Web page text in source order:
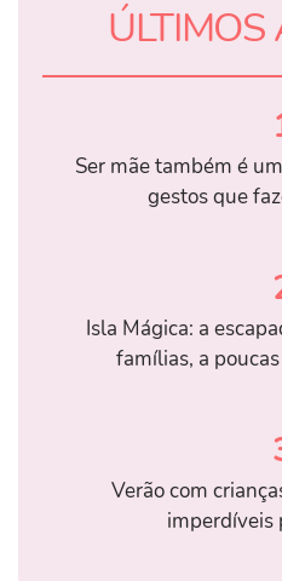
ÚLTIMOS
Ser mãe também é
gestos que
Isla Mágica: a
famílias, a
Verão com
imperdíveis